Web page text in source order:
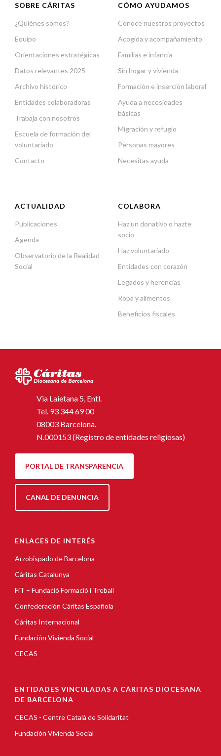
SOBRE CÁRITAS
¿Quiénes somos?
Equipo
Orientaciones estratégicas
Datos relevantes 2025
Archivo histórico
Entidades colaboradoras
Trabaja con nosotros
Escuela de formación del
voluntariado
Contacto
CÓMO AYUDAMOS
Conoce nuestros proyectos
Acogida y acompañamiento
Familias e infancia
Sin hogar y vivienda
Formación e inserción laboral
Ayuda a necesidades
básicas
Migración y refugio
Personas mayores
Necesitas ayuda
ACTUALIDAD
Publicaciones
Agenda
Observatorio de la Realidad
Social
COLABORA
Haz un donativo o hazte
socio
Haz voluntariado
Entidades con corazón
Legados y herencias
Ropa y alimentos
Beneficios fiscales
Via Laietana 5, Entl.
Tel. 93 344 69 00
08003 Barcelona.
N.000153 (Registro de entidades religiosas)
PORTAL DE TRANSPARENCIA
CANAL DE DENUNCIA
ENLACES DE INTERÉS
Arzobispado de Barcelona
Càritas Catalunya
FiT – Fundació Formació i Treball
Confederación Cáritas Española
Cáritas Internacional
Fundación Vivienda Social
CECAS
ENTIDADES VINCULADAS A CÁRITAS DIOCESANA
DE BARCELONA
CECAS - Centre Català de Solidaritat
Fundación Vivienda Social